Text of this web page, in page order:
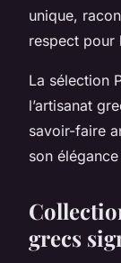
unique,
respect pour
La sélection
l’artisanat
savoir-faire
son
grecs